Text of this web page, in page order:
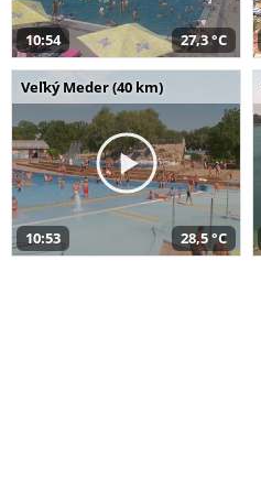
10:54 27,3 °C
Veľký Meder (40 km)
10:53 28,5 °C